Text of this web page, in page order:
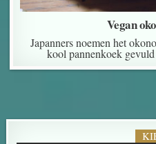
Vegan
Japanners noemen het
kool pannenkoek